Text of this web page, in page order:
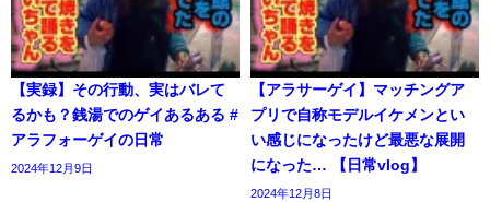
【実録】その行動、実はバレて
るかも？銭湯でのゲイあるある #
アラフォーゲイの日常
2024年12月9日
【アラサーゲイ】マッチングア
プリで自称モデルイケメンとい
い感じになったけど最悪な展開
になった… 【日常vlog】
2024年12月8日